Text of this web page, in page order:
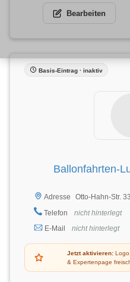
Bearbeiten
Basis-Eintrag · inaktiv
Ballonfahrten-
Adresse
Otto-Hahn-Str.
Telefon
nicht hinterlegt
E-Mail
nicht hinterlegt
Jetzt aktivieren:
& Expertenpage